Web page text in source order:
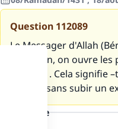
Question 112089
Le Messager d'Allah
Ramadan, on ouvre
démons . Cela signifie
paradis sans subir un
la réponse